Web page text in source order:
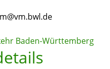
Baden-Württemberg